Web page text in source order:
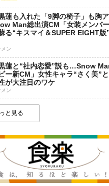
蓮も入れた「9脚の椅子」も胸ア
Man総出演CM「女装メンバー
る“キスマイ＆SUPER EIGHT版
メン
蓮と“社内恋愛”説も…Snow
ー新CM」女性キャラ“さく美”
が大注目のワケ
メン
と見る